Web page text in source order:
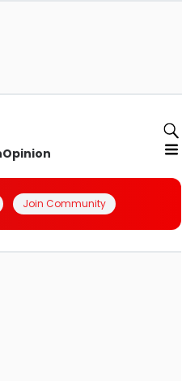
Opinion
Join Community